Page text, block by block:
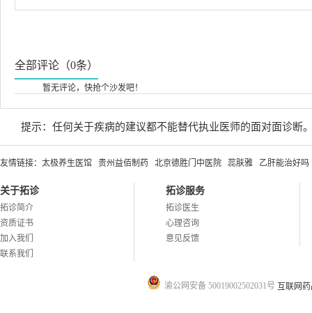
全部评论（0条）
暂无评论，快抢个沙发吧！
提示：任何关于疾病的建议都不能替代执业医师的面对面诊断
友情链接： 太极养生医馆 贵州益佰制药 北京德胜门中医院 蕊肤雅 乙肝能治好吗
关于拓诊
拓诊简介
资质证书
加入我们
联系我们
拓诊服务
拓诊医生
心理咨询
意见反馈
渝公网安备 50019002502031号 互联网